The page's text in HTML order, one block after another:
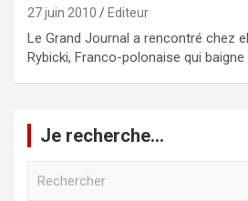
27 juin 2010 Editeur
Le Grand Journal a rencontré chez
Rybicki, Franco-polonaise qui
Je recherche…